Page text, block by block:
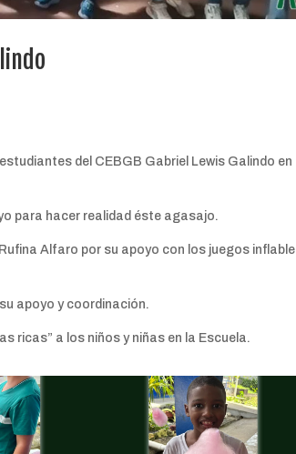
del CEBGB Gabriel Lewis Galindo en
para hacer realidad éste agasajo.
Alfaro por su apoyo con los juegos
apoyo y coordinación.
ricas” a los niños y niñas en la Escuela.